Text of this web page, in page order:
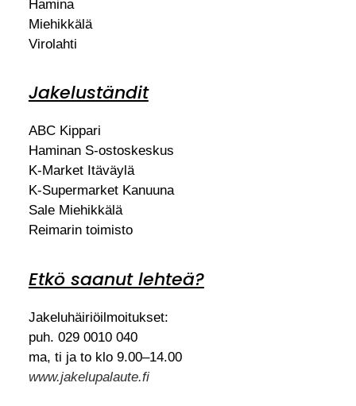
Hamina
Miehikkälä
Virolahti
Jakeluständit
ABC Kippari
Haminan S-ostoskeskus
K-Market Itäväylä
K-Supermarket Kanuuna
Sale Miehikkälä
Reimarin toimisto
Etkö saanut lehteä?
Jakeluhäiriöilmoitukset:
puh. 029 0010 040
ma, ti ja to klo 9.00–14.00
www.jakelupalaute.fi